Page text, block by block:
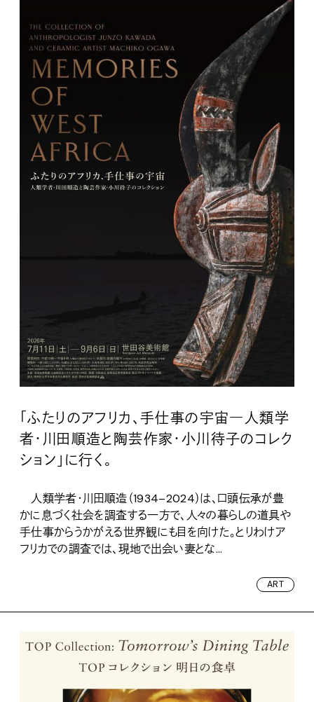
「ふたりのアフリカ、手仕事の宇宙―人類学
者・川田順造と陶芸作家・小川待子のコレク
ション」に行く。
人類学者・川田順造（1934–2024）は、口頭伝承が豊
かに息づく社会を調査する一方で、人々の暮らしの道具や
手仕事からうかがえる世界観にも目を向けた。とりわけア
フリカでの調査では、現地で出会い妻とな...
ART